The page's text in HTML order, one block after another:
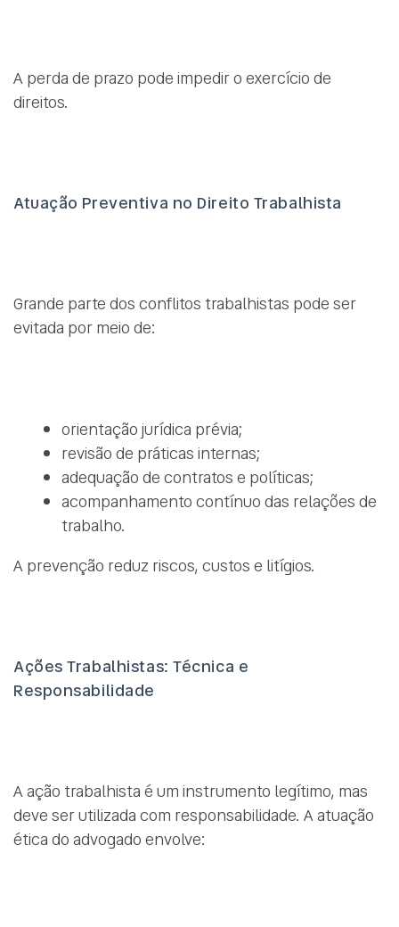
A perda de prazo pode impedir o exercício de
direitos.
Atuação Preventiva no Direito Trabalhista
Grande parte dos conflitos trabalhistas pode ser
evitada por meio de:
orientação jurídica prévia;
revisão de práticas internas;
adequação de contratos e políticas;
acompanhamento contínuo das relações de
trabalho.
A prevenção reduz riscos, custos e litígios.
Ações Trabalhistas: Técnica e
Responsabilidade
A ação trabalhista é um instrumento legítimo, mas
deve ser utilizada com responsabilidade. A atuação
ética do advogado envolve: